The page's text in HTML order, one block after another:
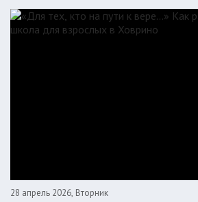
28 апрель 2026, Вторник